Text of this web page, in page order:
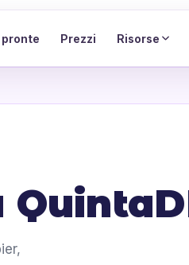
Prezzi Risorse